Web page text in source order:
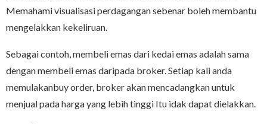
Memahami visualisasi perdagangan sebenar boleh membantu
mengelakkan kekeliruan.
Sebagai contoh, membeli emas dari kedai emas adalah sama
dengan membeli emas daripada broker. Setiap kali anda
memulakanbuy order, broker akan mencadangkan untuk
menjual pada harga yang lebih tinggi Itu idak dapat dielakkan.